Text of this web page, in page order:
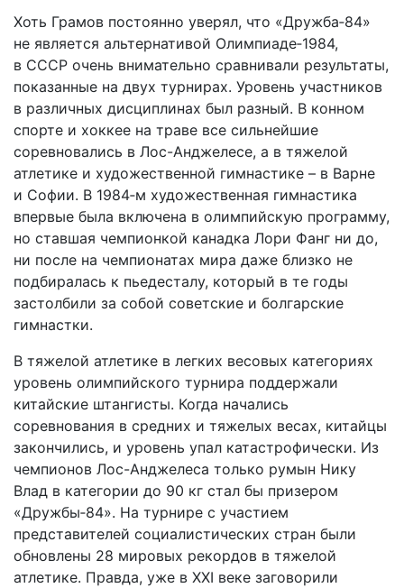
Хоть Грамов постоянно уверял, что «Дружба‑84»
не является альтернативой Олимпиаде‑1984,
в СССР очень внимательно сравнивали результаты,
показанные на двух турнирах. Уровень участников
в различных дисциплинах был разный. В конном
спорте и хоккее на траве все сильнейшие
соревновались в Лос-Анджелесе, а в тяжелой
атлетике и художественной гимнастике – в Варне
и Софии. В 1984‑м художественная гимнастика
впервые была включена в олимпийскую программу,
но ставшая чемпионкой канадка Лори Фанг ни до,
ни после на чемпионатах мира даже близко не
подбиралась к пьедесталу, который в те годы
застолбили за собой советские и болгарские
гимнастки.
В тяжелой атлетике в легких весовых категориях
уровень олимпийского турнира поддержали
китайские штангисты. Когда начались
соревнования в средних и тяжелых весах, китайцы
закончились, и уровень упал катастрофически. Из
чемпионов Лос-Анджелеса только румын Нику
Влад в категории до 90 кг стал бы призером
«Дружбы‑84». На турнире с участием
представителей социалистических стран были
обновлены 28 мировых рекордов в тяжелой
атлетике. Правда, уже в XXI веке заговорили